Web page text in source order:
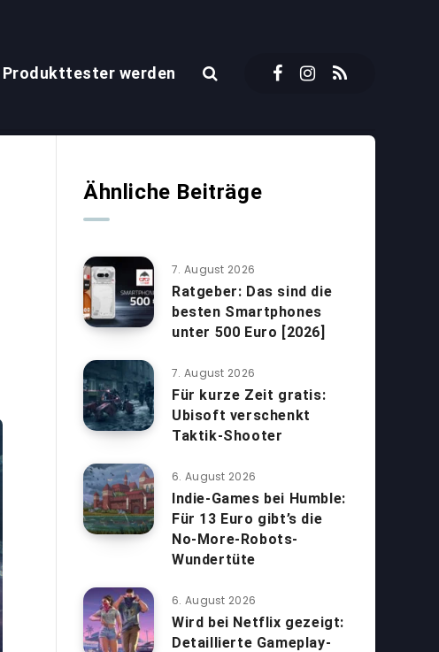
Produkttester werden
Ähnliche Beiträge
7. August 2026
Ratgeber: Das sind die
besten Smartphones
unter 500 Euro [2026]
7. August 2026
Für kurze Zeit gratis:
Ubisoft verschenkt
Taktik-Shooter
6. August 2026
Indie-Games bei Humble:
Für 13 Euro gibt’s die
No-More-Robots-
Wundertüte
6. August 2026
Wird bei Netflix gezeigt:
Detaillierte Gameplay-